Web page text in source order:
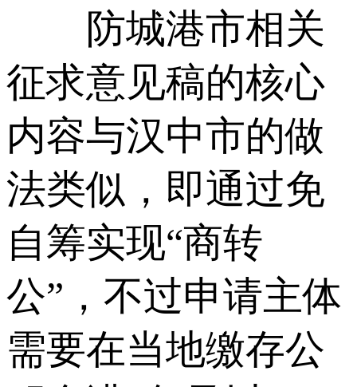
防城港市相关
征求意见稿的核心
内容与汉中市的做
法类似，即通过免
自筹实现“商转
公”，不过申请主体
需要在当地缴存公